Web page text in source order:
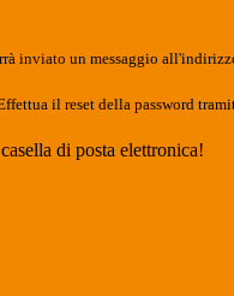
inviato un messaggio
il reset della password
di posta elettronica!